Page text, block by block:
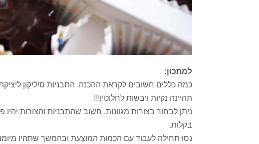
למתכון:
כמה כללים חשובים לקראת ההכנה, התבניות סיליקון
תהיינה נקיות ויבשות לחלוטין!!!
ניתן לבחור בצורות מגוונות, חשוב שהתבניות והצורות יהיו
בקלות.
נסו תחילה לעבוד עם הכמות המוצעת ובהמשך שתהיו